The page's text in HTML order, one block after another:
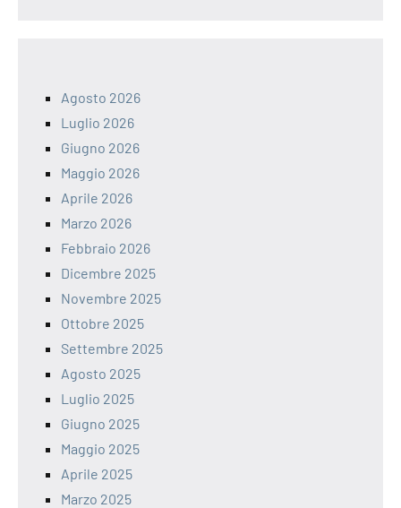
Agosto 2026
Luglio 2026
Giugno 2026
Maggio 2026
Aprile 2026
Marzo 2026
Febbraio 2026
Dicembre 2025
Novembre 2025
Ottobre 2025
Settembre 2025
Agosto 2025
Luglio 2025
Giugno 2025
Maggio 2025
Aprile 2025
Marzo 2025